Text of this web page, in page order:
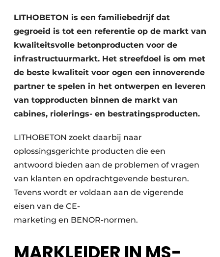
Video’s
LITHOBETON is een familiebedrijf dat
gegroeid is tot een referentie op de markt van
kwaliteitsvolle betonproducten voor de
infrastructuurmarkt. Het streefdoel is om met
de beste kwaliteit voor ogen een innoverende
partner te spelen in het ontwerpen en leveren
van topproducten binnen de markt van
cabines, riolerings- en bestratingsproducten.
LITHOBETON zoekt daarbij naar
oplossingsgerichte producten die een
antwoord bieden aan de problemen of vragen
van klanten en opdrachtgevende besturen.
Tevens wordt er voldaan aan de vigerende
eisen van de CE-
marketing en BENOR-normen.